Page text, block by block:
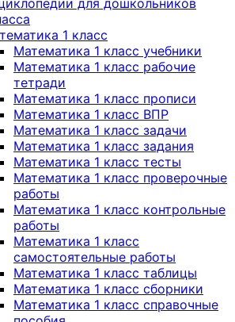
для дошкольников
1 класс
Математика 1 класс учебники
Математика 1 класс рабочие
тетради
Математика 1 класс прописи
Математика 1 класс ВПР
Математика 1 класс задачи
Математика 1 класс задания
Математика 1 класс тесты
Математика 1 класс проверочные
работы
Математика 1 класс контрольные
работы
Математика 1 класс
самостоятельные работы
Математика 1 класс таблицы
Математика 1 класс сборники
Математика 1 класс справочные